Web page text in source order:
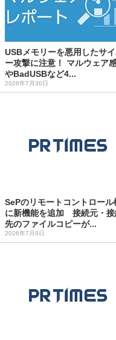
USBメモリーを悪用したサ
ー攻撃に注意！ マルウェア
やBadUSBなど4...
2026年7月30日
SePのリモートコントロール
に新機能を追加 接続元・接
先のファイルコピーが...
2026年7月9日